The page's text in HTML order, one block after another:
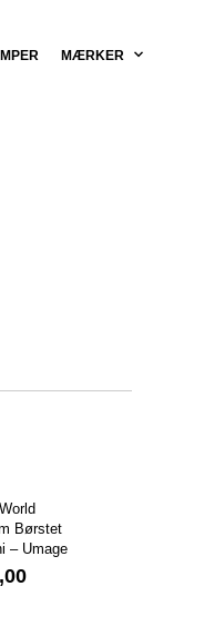
MÆRKER
Børstet
– Umage